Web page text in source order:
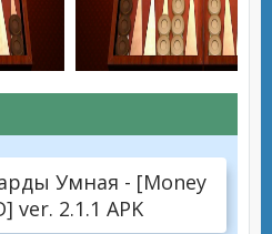
Умная - [Money
ver. 2.1.1 APK